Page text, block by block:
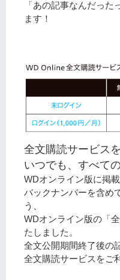
「あの記事なんだった
ます！
全文購読サービス
いつでも、すべて
WDオンライン版に掲載
バックナンバーを含め
う、
WDオンライン版の「
たしました。
全文公開期間終了後の
全文購読サービスをご